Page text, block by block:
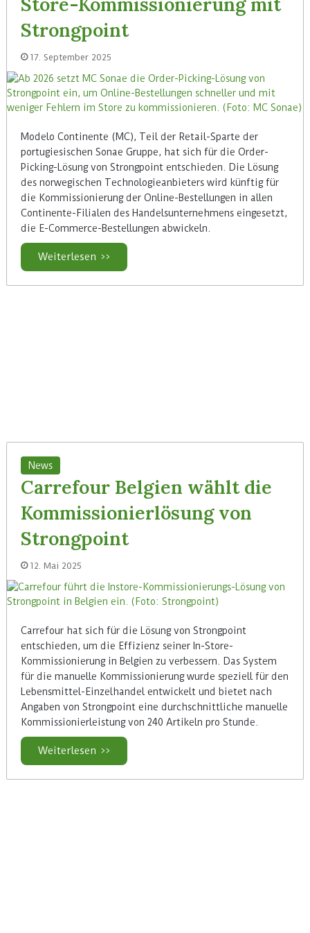
Strongpoint
17. September 2025
Modelo Continente (MC), Teil der Retail-Sparte der
portugiesischen Sonae Gruppe, hat sich für die Order-
Picking-Lösung von Strongpoint entschieden. Die Lösung
des norwegischen Technologieanbieters wird künftig für
die Kommissionierung der Online-Bestellungen in allen
Continente-Filialen des Handelsunternehmens eingesetzt,
die E-Commerce-Bestellungen abwickeln.
Weiterlesen >>
News
Carrefour Belgien wählt die
Kommissionierlösung von
Strongpoint
12. Mai 2025
Carrefour hat sich für die Lösung von Strongpoint
entschieden, um die Effizienz seiner In-Store-
Kommissionierung in Belgien zu verbessern. Das System
für die manuelle Kommissionierung wurde speziell für den
Lebensmittel-Einzelhandel entwickelt und bietet nach
Angaben von Strongpoint eine durchschnittliche manuelle
Kommissionierleistung von 240 Artikeln pro Stunde.
Weiterlesen >>